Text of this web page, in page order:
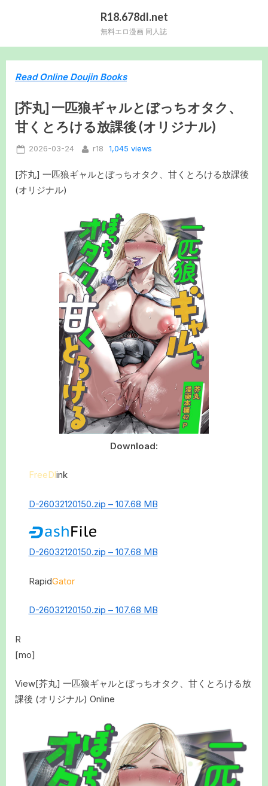
R18.678dl.net
無料エロ漫画 同人誌
Read Online Doujin Books
[芥丸] 一匹狼ギャルとぼっちオタク、
甘くとろける放課後 (オリジナル)
Posted
2026-03-24 By
r18 1,045 views
[芥丸] 一匹狼ギャルとぼっちオタク、甘くとろける放課後
(オリジナル)
Download:
FreeDlink
D-26032120150.zip – 107.68 MB
D-26032120150.zip – 107.68 MB
RapidGator
D-26032120150.zip – 107.68 MB
R
[mo]
View[芥丸] 一匹狼ギャルとぼっちオタク、甘くとろける放
課後 (オリジナル) Online